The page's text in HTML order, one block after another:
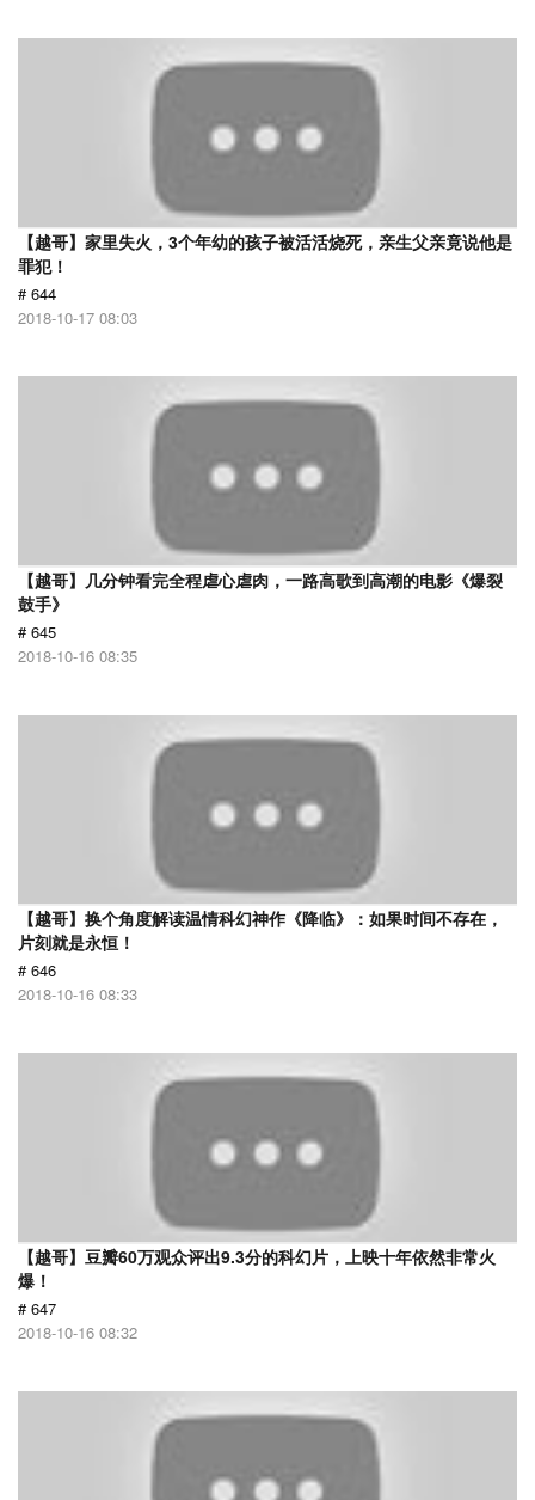
【越哥】家里失火，3个年幼的孩子被活活烧死，亲生父亲竟说他是
罪犯！
# 644
2018-10-17 08:03
【越哥】几分钟看完全程虐心虐肉，一路高歌到高潮的电影《爆裂
鼓手》
# 645
2018-10-16 08:35
【越哥】换个角度解读温情科幻神作《降临》：如果时间不存在，
片刻就是永恒！
# 646
2018-10-16 08:33
【越哥】豆瓣60万观众评出9.3分的科幻片，上映十年依然非常火
爆！
# 647
2018-10-16 08:32